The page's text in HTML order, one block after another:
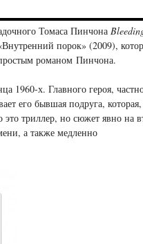
Томаса Пинчона
порок» (2009),
романом Пинчона.
1960-х. Главного героя,
его бывшая подруга,
это триллер, но сюжет явно на
а также медленно